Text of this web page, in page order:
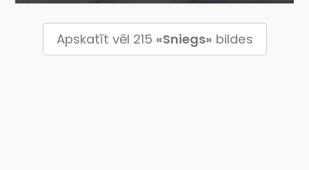
Apskatīt vēl 215 «Sniegs» bildes